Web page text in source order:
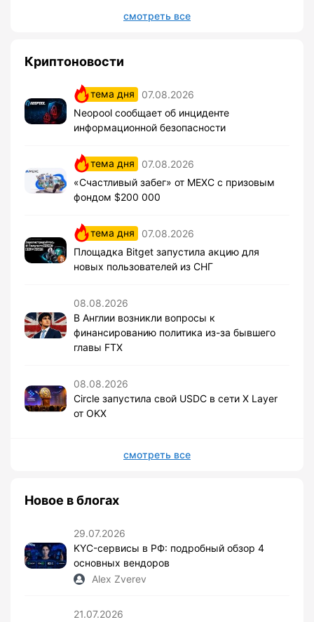
смотреть все
Криптоновости
тема дня
07.08.2026
Neopool сообщает об инциденте
информационной безопасности
тема дня
07.08.2026
«Счастливый забег» от MEXC с призовым
фондом $200 000
тема дня
07.08.2026
Площадка Bitget запустила акцию для
новых пользователей из СНГ
08.08.2026
В Англии возникли вопросы к
финансированию политика из-за бывшего
главы FTX
08.08.2026
Circle запустила свой USDC в сети X Layer
от OKX
смотреть все
Новое в блогах
29.07.2026
KYC-сервисы в РФ: подробный обзор 4
основных вендоров
Alex Zverev
21.07.2026